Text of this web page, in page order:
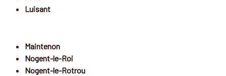
Luisant
Maintenon
Nogent-le-Roi
Nogent-le-Rotrou